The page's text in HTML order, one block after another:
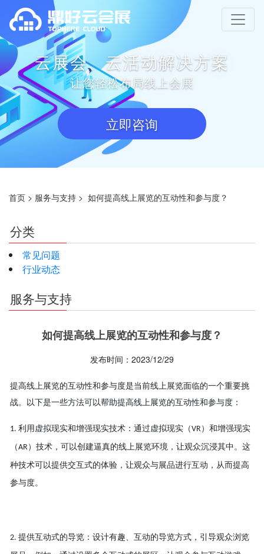
云展会、云活动解决方案
让您轻松布局线上会展
立即咨询
首页 > 服务与支持 > 如何提高线上展览的互动性和参与度？
分类
常见问题
行业动态
服务与支持
如何提高线上展览的互动性和参与度？
发布时间：2023/12/29
提高线上展览的互动性和参与度是当前线上展览面临的一个重要挑
战。以下是一些方法可以帮助提高线上展览的互动性和参与度：
1. 利用虚拟现实和增强现实技术：通过虚拟现实（VR）和增强现实
（AR）技术，可以创建逼真的线上展览环境，让观众沉浸其中。这
种技术可以提供交互式的体验，让观众与展品进行互动，从而提高
参与度。
2. 提供互动式的导览：设计有趣、互动的导览方式，引导观众浏览